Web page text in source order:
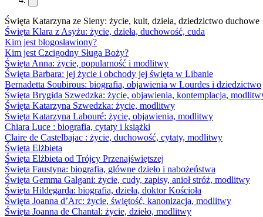
Święta Katarzyna ze Sieny: życie, kult, dzieła, dziedzictwo duchowe
Święta Klara z Asyżu: życie, dzieła, duchowość, cuda
Kim jest błogosławiony?
Kim jest Czcigodny Sługa Boży?
Święta Anna: życie, popularność i modlitwy
Święta Barbara: jej życie i obchody jej święta w Libanie
Bernadetta Soubirous: biografia, objawienia w Lourdes i dziedzictwo
Święta Brygida Szwedzka: życie, objawienia, kontemplacja,
Święta Katarzyna Szwedzka: życie, modlitwy
Święta Katarzyna Labouré: życie, objawienia, modlitwy
Chiara Luce : biografia, cytaty i książki
Claire de Castelbajac : życie, duchowość, cytaty, modlitwy
Święta Elżbieta
Święta Elżbieta od Trójcy Przenajświętszej
Święta Faustyna: biografia, główne dzieło i nabożeństwa
Święta Gemma Galgani: życie, cudy, zapisy, anioł stróż, modlitwy
Święta Hildegarda: biografia, dzieła, doktor Kościoła
Święta Joanna d’Arc: życie, świętość, kanonizacja, modlitwy
Święta Joanna de Chantal: życie, dzieło, modlitwy